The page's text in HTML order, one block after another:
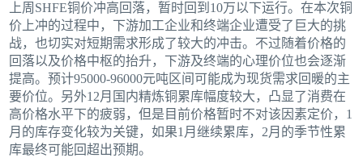
上周SHFE铜价冲高回落，暂时回到10万以下运行。在本次铜
价上冲的过程中，下游加工企业和终端企业遭受了巨大的挑
战，也切实对短期需求形成了较大的冲击。不过随着价格的
回落以及价格中枢的抬升，下游及终端的心理价位也会逐渐
提高。预计95000-96000元吨区间可能成为现货需求回暖的主
要价位。另外12月国内精炼铜累库幅度较大，凸显了消费在
高价格水平下的疲弱，但是目前价格暂时不对该因素定价，1
月的库存变化较为关键，如果1月继续累库，2月的季节性累
库最终可能回超出预期。